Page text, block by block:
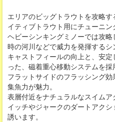
エリアのビッグトラウトを攻略
イティブトラウト用にチューニン
ヘビーシンキングミノーでは攻
時の河川などで威力を発揮するシ
キャストフィールの向上と、安
った、磁着重心移動システムを採
フラットサイドのフラッシング
集魚力が魅力。
表層付近をナチュラルなスイム
イッチやジャークのダートアク
誘います。